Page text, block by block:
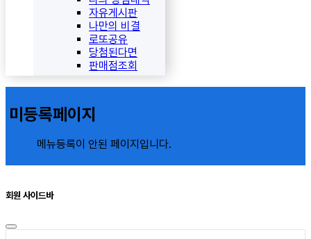
자유게시판
나만의 비결
로또공유
당첨된다면
판매점조회
미등록페이지
메뉴등록이 안된 페이지입니다.
회원 사이드바